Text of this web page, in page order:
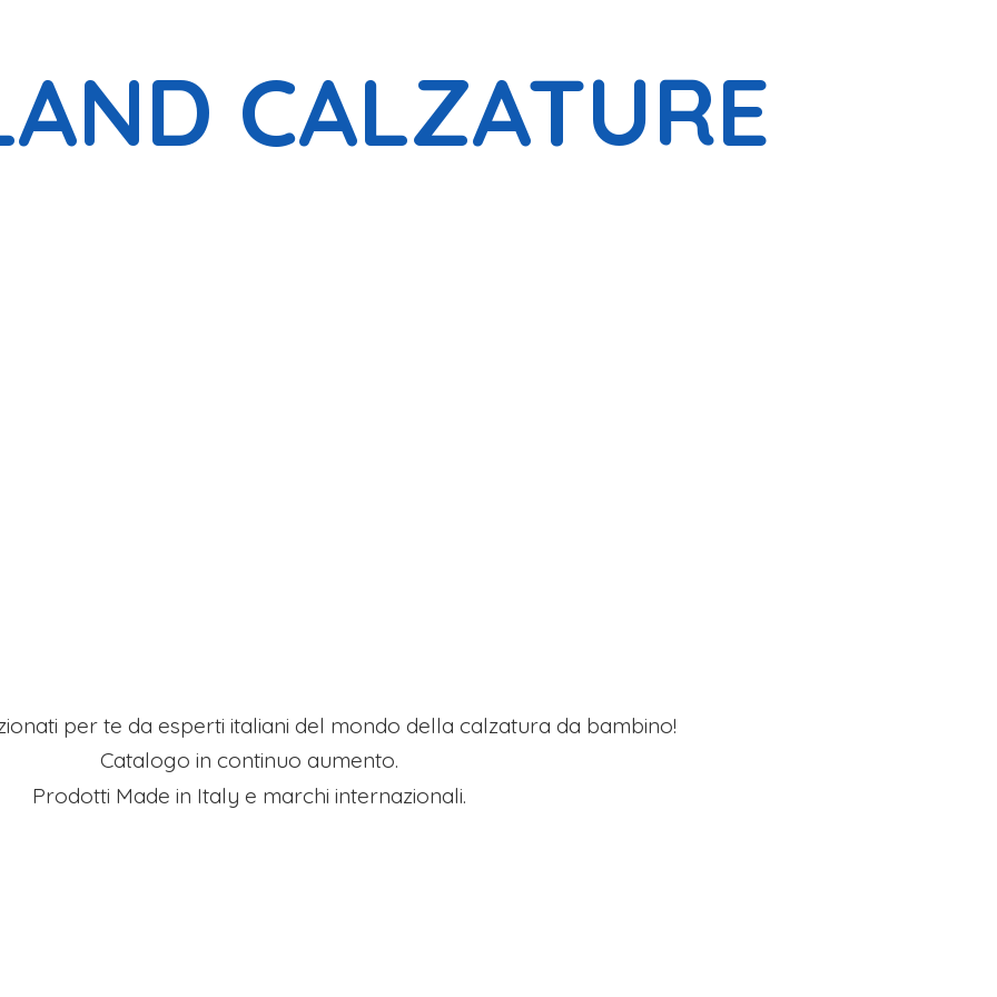
CALZATURE
per te da esperti italiani del mondo della calzatura da bambino!
Catalogo in continuo aumento.
Prodotti Made in Italy e marchi internazionali.